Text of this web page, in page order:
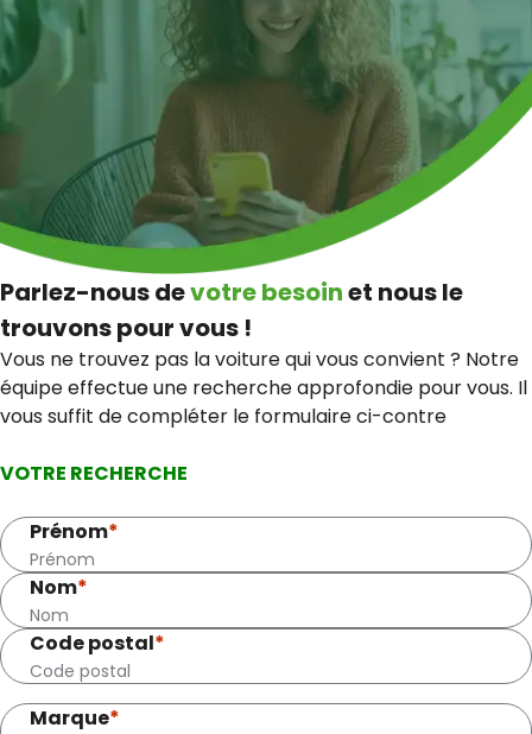
Parlez-nous devotre besoinet nous le
trouvons pour vous !
Vous ne trouvez pas la voiture qui vous convient ? Notre
équipe effectue une recherche approfondie pour vous. Il
vous suffit de compléter le formulaire ci-contre
VOTRE RECHERCHE
Prénom*
Nom*
Code postal*
Marque*